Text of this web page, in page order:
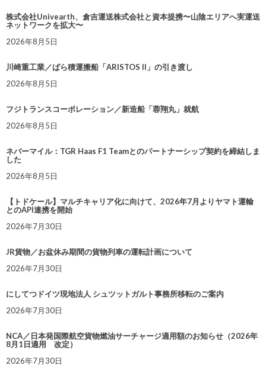
株式会社Univearth、倉吉運送株式会社と資本提携〜山陰エリアへ実運送
ネットワークを拡大〜
2026年8月5日
川崎重工業／ばら積運搬船「ARISTOS II」の引き渡し
2026年8月5日
フジトランスコーポレーション／新造船「蓉翔丸」就航
2026年8月5日
ネバーマイル：TGR Haas F1 Teamとのパートナーシップ契約を締結しま
した
2026年8月5日
【トドケール】マルチキャリア化に向けて、2026年7月よりヤマト運輸
とのAPI連携を開始
2026年7月30日
JR貨物／お盆休み期間の貨物列車の運転計画について
2026年7月30日
にしてつドイツ現地法人 シュツットガルト事務所移転のご案内
2026年7月30日
NCA／日本発国際航空貨物燃油サーチャージ適用額のお知らせ（2026年
8月1日適用 改定）
2026年7月30日